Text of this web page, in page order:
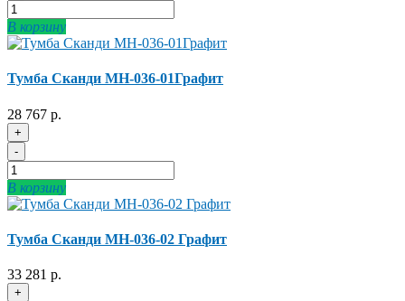
В корзину
Тумба Сканди МН-036-01Графит
28 767 р.
+
-
В корзину
Тумба Сканди МН-036-02 Графит
33 281 р.
+